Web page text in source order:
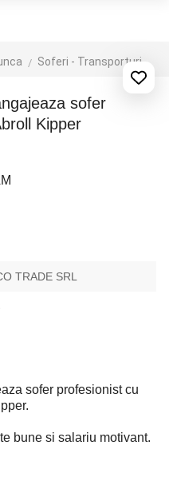
Soferi - Transporturi
Kipper
TRADE SRL
sofer profesionist cu
bune si salariu motivant.